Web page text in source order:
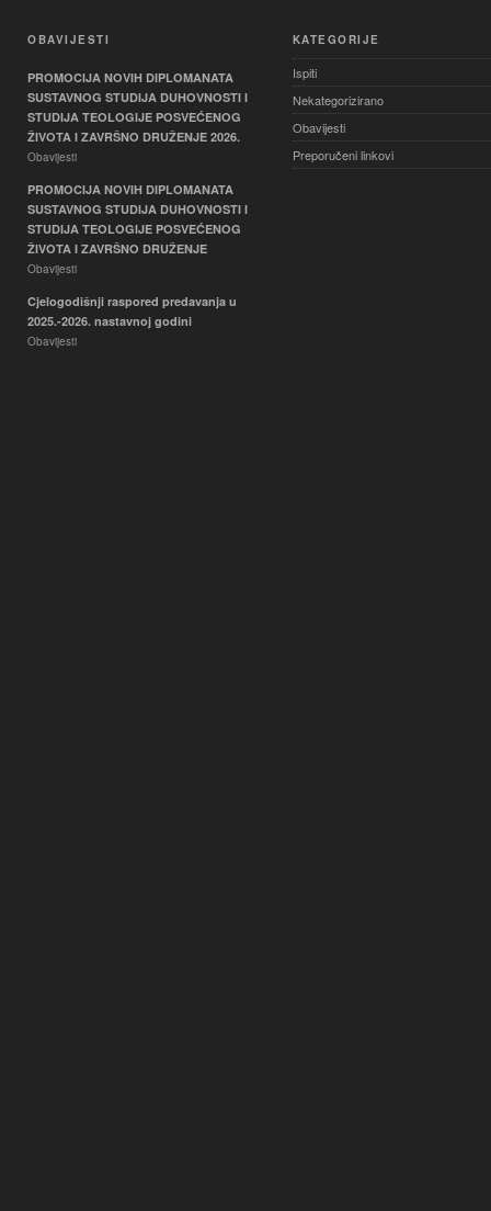
OBAVIJESTI
PROMOCIJA NOVIH DIPLOMANATA
SUSTAVNOG STUDIJA DUHOVNOSTI I
STUDIJA TEOLOGIJE POSVEĆENOG
ŽIVOTA I ZAVRŠNO DRUŽENJE 2026.
Obavijesti
PROMOCIJA NOVIH DIPLOMANATA
SUSTAVNOG STUDIJA DUHOVNOSTI I
STUDIJA TEOLOGIJE POSVEĆENOG
ŽIVOTA I ZAVRŠNO DRUŽENJE
Obavijesti
Cjelogodišnji raspored predavanja u
2025.-2026. nastavnoj godini
Obavijesti
KATEGORIJE
Ispiti
Nekategorizirano
Obavijesti
Preporučeni linkovi